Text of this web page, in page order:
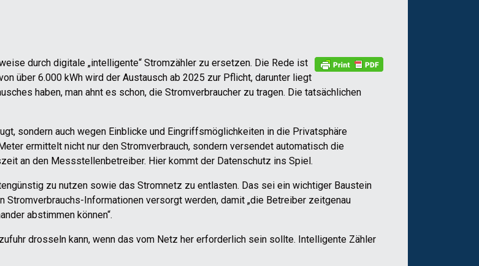
durch digitale „intelligente“ Stromzähler zu ersetzen. Die Rede ist
über 6.000 kWh wird der Austausch ab 2025 zur Pflicht, darunter liegt
haben, man ahnt es schon, die Stromverbraucher zu tragen. Die tatsächlichen
sondern auch wegen Einblicke und Eingriffsmöglichkeiten in die Privatsphäre
ermittelt nicht nur den Stromverbrauch, sondern versendet automatisch die
an den Messstellenbetreiber. Hier kommt der Datenschutz ins Spiel.
zu nutzen sowie das Stromnetz zu entlasten. Das sei ein wichtiger Baustein
Informationen versorgt werden, damit „die Betreiber zeitgenau
abstimmen können“.
drosseln kann, wenn das vom Netz her erforderlich sein sollte. Intelligente Zähler